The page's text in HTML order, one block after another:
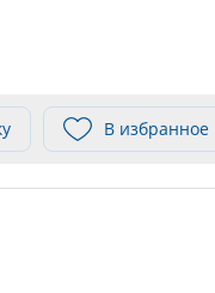
В избранное